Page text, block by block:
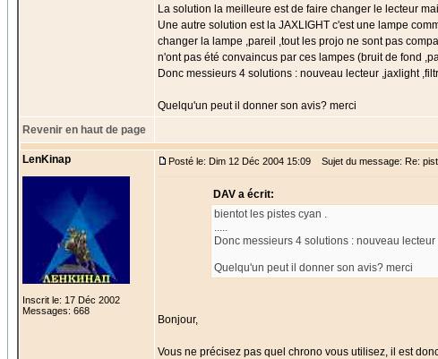
La solution la meilleure est de faire changer le lecteur
Une autre solution est la JAXLIGHT c'est une lampe
changer la lampe ,pareil ,tout les projo ne sont pas
n'ont pas été convaincus par ces lampes (bruit de fond
Donc messieurs 4 solutions : nouveau lecteur ,jaxlight
Quelqu'un peut il donner son avis? merci
Revenir en haut de page
LenKinap
Inscrit le: 17 Déc 2002
Messages: 668
Posté le: Dim 12 Déc 2004 15:09 Sujet du message: Re:
DAV a écrit:
bientot les pistes cyan .
.....
Donc messieurs 4 solutions : nouveau
Quelqu'un peut il donner son avis? merci
Bonjour,
Vous ne précisez pas quel chrono vous utilisez, il est